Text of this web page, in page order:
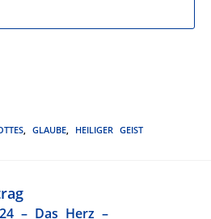
, GLAUBE, HEILIGER GEIST
– Das Herz –